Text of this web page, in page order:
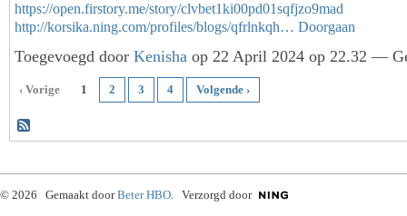
https://open.firstory.me/story/clvbet1ki00pd01sqfjzo9mad
http://korsika.ning.com/profiles/blogs/qfrlnkqh… Doorgaan
Toegevoegd door Kenisha op 22 April 2024 op 22.32 —
‹ Vorige 1 2 3 4 Volgende ›
© 2026 Gemaakt doorBeter HBO. Verzorgd door